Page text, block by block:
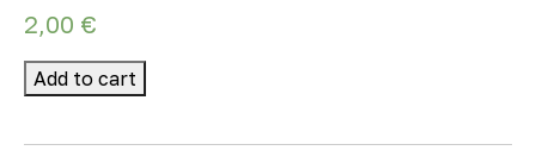
2,00 €
Add to cart